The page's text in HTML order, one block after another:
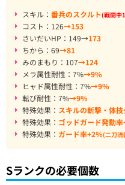
スキル： 番兵のスクルト(戦闘中
コスト：126→153
さいだいHP：149→173
ちから：69→81
みのまもり：107→124
メラ属性耐性：7%→9%
ヒャド属性耐性：7%→9%
転び耐性：7%→9%
特殊効果： スキルの斬撃・体
特殊効果： ゴッドガード発動
特殊効果： ガード率+2%(二刀流
Sランクの必要個数